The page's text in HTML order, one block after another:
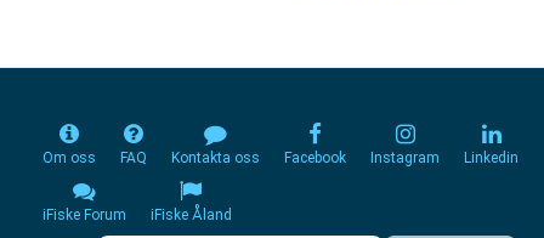
Om oss FAQ Kontakta oss Facebook Instagram Linkedin
iFiske Forum iFiske Åland